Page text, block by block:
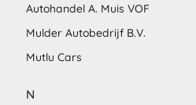
Autohandel A. Muis VOF
Mulder Autobedrijf B.V.
Mutlu Cars
N